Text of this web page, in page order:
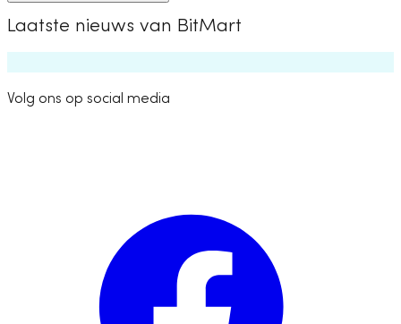
Laatste nieuws van BitMart
Volg ons op social media